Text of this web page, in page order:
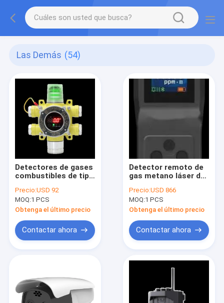
Las Demás (54)
Detectores de gases
combustibles de tipo
industrial y comercial
Precio:USD 92
MOQ:1 PCS
Obtenga el último precio
Contactar ahora
Detector remoto de
gas metano láser de
Precio:USD 866
MOQ:1 PCS
Obtenga el último precio
Contactar ahora